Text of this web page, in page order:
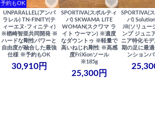
予約もOK
UNPARALLEL(アンパ
ラレル) TN-FINITY(テ
ィーエヌ-フィニティ)
※楢崎智亜共同開発 ※
ハードな剛性パワーと
自由度が融合した最強
仕様 ※予約もOK
30,910円
SPORTIVA(スポルティ
バ) SKWAMA LITE
WOMAN(スクワマ ラ
イト ウーマン) ※適度
なダウントゥ ※軽量で
高いねじれ剛性 ※高感
度FriXionソール
※185g
25,300円
SPORTIVA(
バ)
JR(ソリュー
ンプ ジュニ
ニア特化モ
期の足に最
ンション